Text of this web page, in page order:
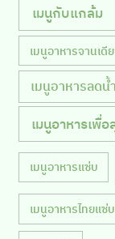
เมนูกับแกล้ม
เมนูอาหารจานเดี
เมนูอาหารลดน้
เมนูอาหารเพื่
เมนูอาหารแซ่บ
เมนูอาหารไทยแซ่